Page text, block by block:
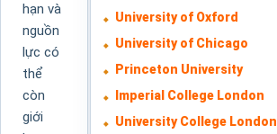
hạn và
nguồn
lực có
thể
còn
giới
University of Oxford
University of Chicago
Princeton University
Imperial College London
University College London